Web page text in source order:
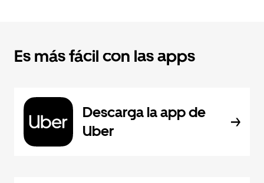
Es más fácil con las apps
Descarga la app de
Uber